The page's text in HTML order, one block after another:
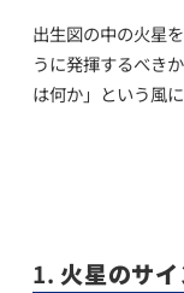
出生図の中の火星
うに発揮するべき
は何か」という風
1.火星のサイ